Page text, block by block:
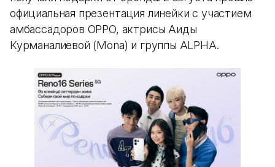
официальная презентация линейки с участием
амбассадоров OPPO, актрисы Аиды
Курманалиевой (Mona) и группы ALPHA.